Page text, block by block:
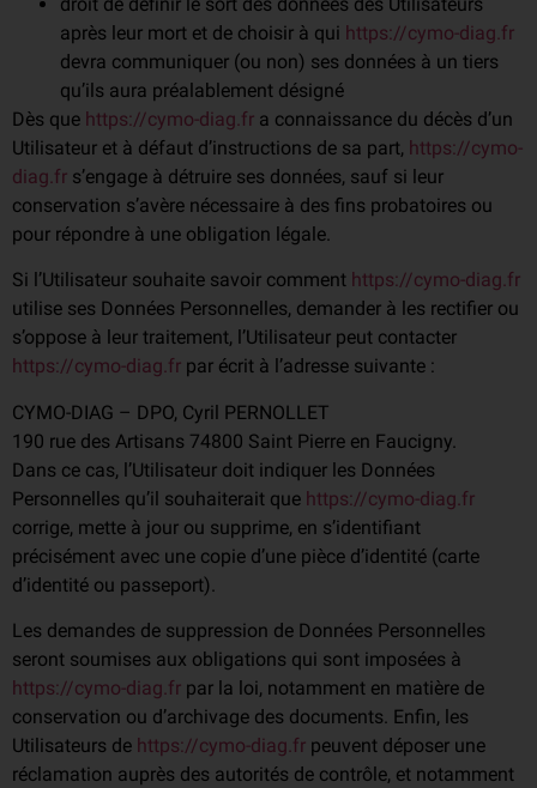
après leur mort et de choisir à qui https://cymo-diag.fr
devra communiquer (ou non) ses données à un tiers
qu’ils aura préalablement désigné
Dès que https://cymo-diag.fr a connaissance du décès d’un
Utilisateur et à défaut d’instructions de sa part, https://cymo-
diag.fr s’engage à détruire ses données, sauf si leur
conservation s’avère nécessaire à des fins probatoires ou
pour répondre à une obligation légale.
Si l’Utilisateur souhaite savoir comment https://cymo-diag.fr
utilise ses Données Personnelles, demander à les rectifier ou
s’oppose à leur traitement, l’Utilisateur peut contacter
https://cymo-diag.fr par écrit à l’adresse suivante :
CYMO-DIAG – DPO, Cyril PERNOLLET
190 rue des Artisans 74800 Saint Pierre en Faucigny.
Dans ce cas, l’Utilisateur doit indiquer les Données
Personnelles qu’il souhaiterait que https://cymo-diag.fr
corrige, mette à jour ou supprime, en s’identifiant
précisément avec une copie d’une pièce d’identité (carte
d’identité ou passeport).
Les demandes de suppression de Données Personnelles
seront soumises aux obligations qui sont imposées à
https://cymo-diag.fr par la loi, notamment en matière de
conservation ou d’archivage des documents. Enfin, les
Utilisateurs de https://cymo-diag.fr peuvent déposer une
réclamation auprès des autorités de contrôle, et notamment